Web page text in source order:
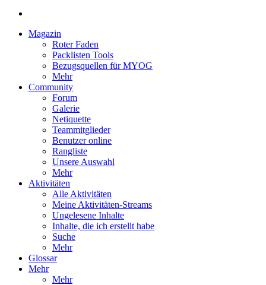
Magazin
Roter Faden
Packlisten Tools
Bezugsquellen für MYOG
Mehr
Community
Forum
Galerie
Netiquette
Teammitglieder
Benutzer online
Rangliste
Unsere Auswahl
Mehr
Aktivitäten
Alle Aktivitäten
Meine Aktivitäten-Streams
Ungelesene Inhalte
Inhalte, die ich erstellt habe
Suche
Mehr
Glossar
Mehr
Mehr